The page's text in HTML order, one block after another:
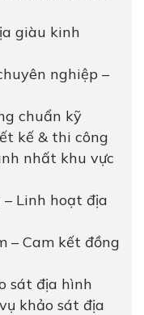
giàu kinh
nghiệp –
chuẩn kỹ
kế & thi công
nhất khu vực
Linh hoạt địa
– Cam kết đồng
sát địa hình
khảo sát địa